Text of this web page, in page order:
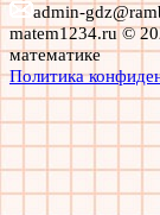
admin-
matem1234.ru ©
математике
Политика